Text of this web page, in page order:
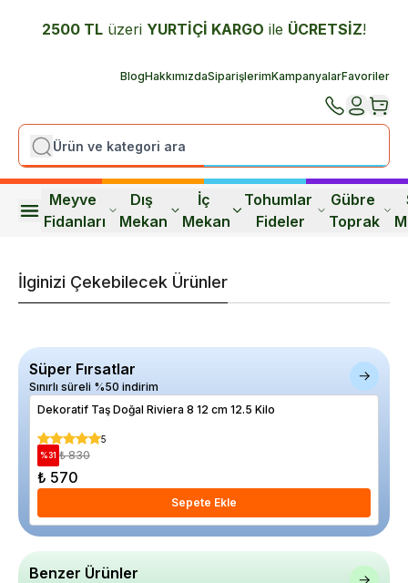
2500 TL üzeri YURTİÇİ KARGO ile ÜCRETSİZ!
BlogHakkımızdaSiparişlerimKampanyalarFavoriler
Meyve
Fidanları
Dış
Mekan
İç
Mekan
Tohumlar
Fideler
Gübre
Toprak
İlginizi Çekebilecek Ürünler
Süper Fırsatlar
Sınırlı süreli %50 indirim
Dekoratif Taş Doğal Riviera 8 12 cm 12.5 Kilo
5
%31 ₺ 830
₺ 570
Sepete Ekle
Benzer Ürünler